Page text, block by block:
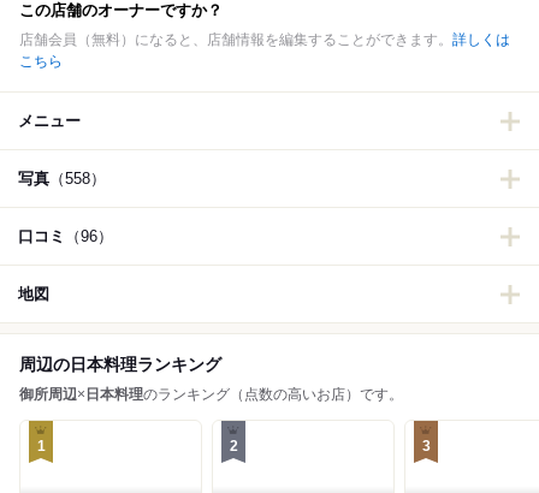
この店舗のオーナーですか？
店舗会員（無料）になると、店舗情報を編集することができます。 詳しくは
こちら
メニュー
写真 （558）
口コミ （96）
地図
周辺の日本料理ランキング
御所周辺× 日本料理のランキング（点数の高いお店）です。
1 2 3